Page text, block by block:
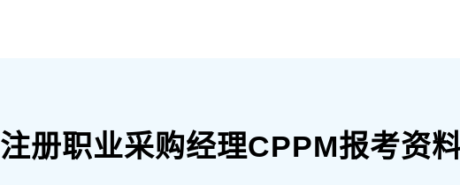
注册职业采购经理CPPM报考资